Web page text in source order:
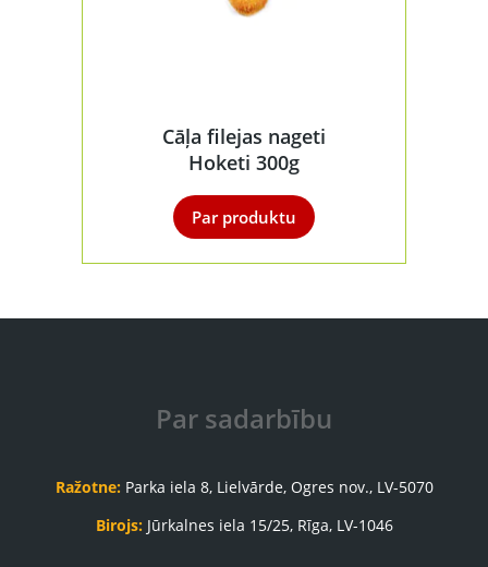
Cāļa filejas nageti
Hoketi 300g
Par produktu
Par sadarbību
Ražotne: Parka iela 8, Lielvārde, Ogres nov., LV-5070
Birojs: Jūrkalnes iela 15/25, Rīga, LV-1046